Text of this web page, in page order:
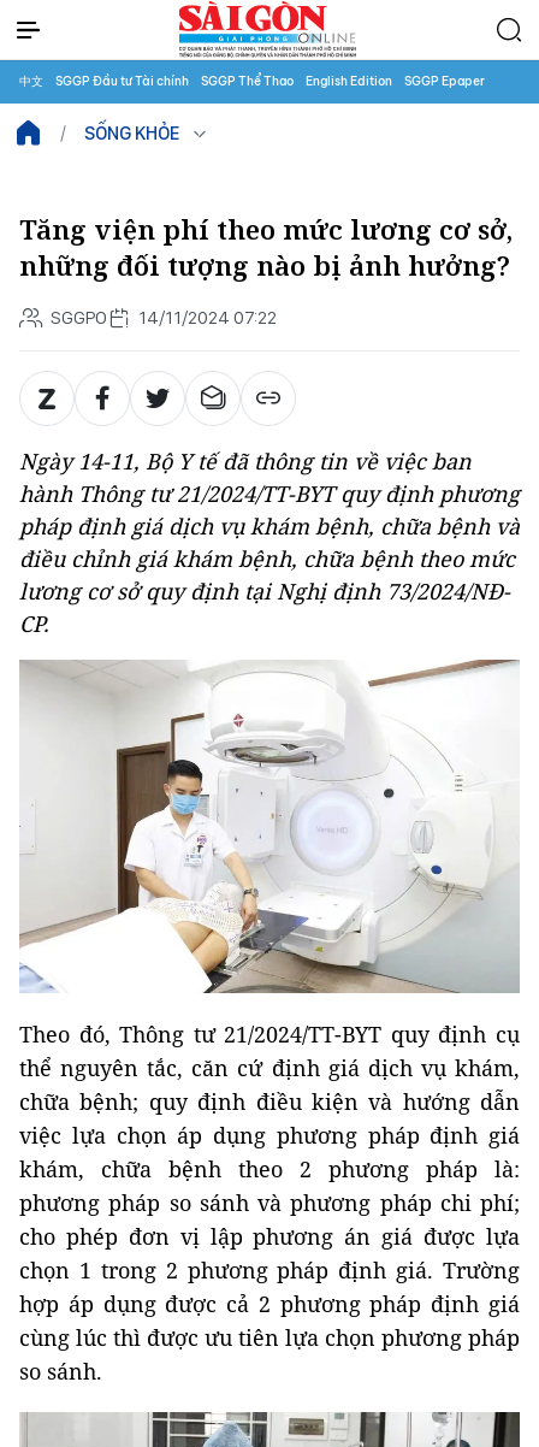
中文 SGGP Đầu tư Tài chính SGGP Thể Thao English Edition SGGP Epaper
SỐNG KHỎE
Tăng viện phí theo mức lương cơ sở,
những đối tượng nào bị ảnh hưởng?
SGGPO 14/11/2024 07:22
Ngày 14-11, Bộ Y tế đã thông tin về việc ban
hành Thông tư 21/2024/TT-BYT quy định phương
pháp định giá dịch vụ khám bệnh, chữa bệnh và
điều chỉnh giá khám bệnh, chữa bệnh theo mức
lương cơ sở quy định tại Nghị định 73/2024/NĐ-
CP.
Theo đó, Thông tư 21/2024/TT-BYT quy định cụ
thể nguyên tắc, căn cứ định giá dịch vụ khám,
chữa bệnh; quy định điều kiện và hướng dẫn
việc lựa chọn áp dụng phương pháp định giá
khám, chữa bệnh theo 2 phương pháp là:
phương pháp so sánh và phương pháp chi phí;
cho phép đơn vị lập phương án giá được lựa
chọn 1 trong 2 phương pháp định giá. Trường
hợp áp dụng được cả 2 phương pháp định giá
cùng lúc thì được ưu tiên lựa chọn phương pháp
so sánh.